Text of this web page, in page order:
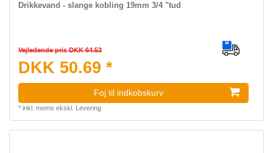
Drikkevand - slange kobling 19mm 3/4 "tud
Vejledende pris DKK 64.53
DKK 50.69 *
Foj til indkobskurv
* inkl. moms ekskl. Levering